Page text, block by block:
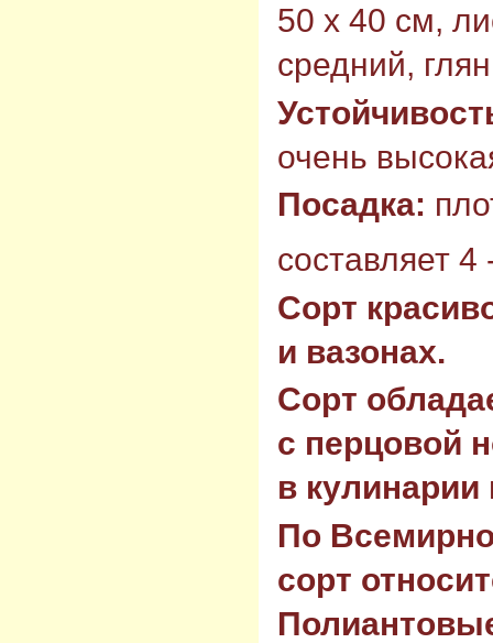
50 х 40 см,
средний,
очень
Посадка:
составляет
Сорт
и вазонах.
Сорт
с перцовой
в кулинарии
По
сорт